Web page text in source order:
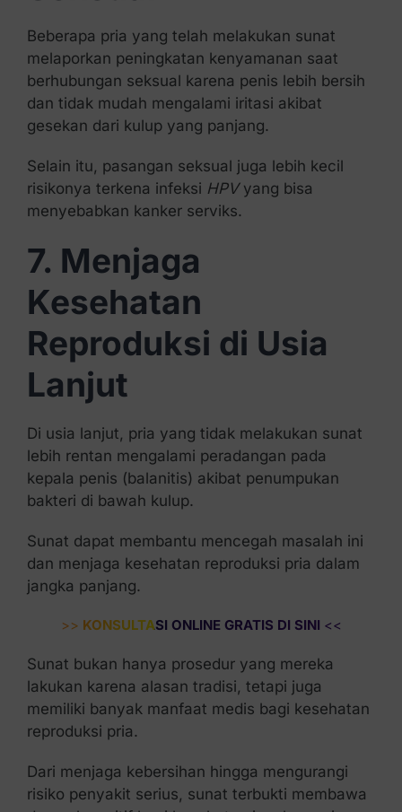
Beberapa pria yang telah melakukan sunat
melaporkan peningkatan kenyamanan saat
berhubungan seksual karena penis lebih bersih
dan tidak mudah mengalami iritasi akibat
gesekan dari kulup yang panjang.
Selain itu, pasangan seksual juga lebih kecil
risikonya terkena infeksi HPVyang bisa
menyebabkan kanker serviks.
7. Menjaga
Kesehatan
Reproduksi di Usia
Lanjut
Di usia lanjut, pria yang tidak melakukan sunat
lebih rentan mengalami peradangan pada
kepala penis (balanitis) akibat penumpukan
bakteri di bawah kulup.
Sunat dapat membantu mencegah masalah ini
dan menjaga kesehatan reproduksi pria dalam
jangka panjang.
>> KONSULTASI ONLINE GRATIS DI SINI <<
Sunat bukan hanya prosedur yang mereka
lakukan karena alasan tradisi, tetapi juga
memiliki banyak manfaat medis bagi kesehatan
reproduksi pria.
Dari menjaga kebersihan hingga mengurangi
risiko penyakit serius, sunat terbukti membawa